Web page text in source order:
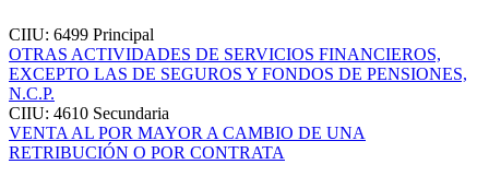
CIIU: 6499 Principal
OTRAS ACTIVIDADES DE SERVICIOS FINANCIEROS,
EXCEPTO LAS DE SEGUROS Y FONDOS DE PENSIONES,
N.C.P.
CIIU: 4610 Secundaria
VENTA AL POR MAYOR A CAMBIO DE UNA
RETRIBUCIÓN O POR CONTRATA